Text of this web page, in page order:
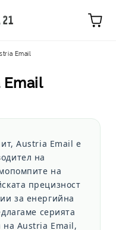
Email
Austria Email е
на
на
прецизност
за енергийна
серията
на Austria Email,